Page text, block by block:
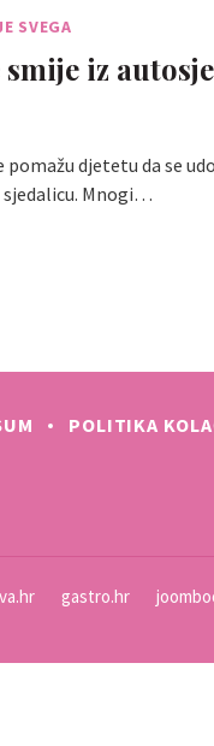
SVEGA
iz
pomažu djetetu da se
sjedalicu. Mnogi…
POLITIKA
gastro.hr